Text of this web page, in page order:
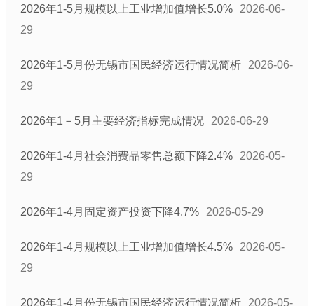
2026年1-5月规模以上工业增加值增长5.0%
2026-06-
29
2026年1-5月份无锡市国民经济运行情况简析
2026-06-
29
2026年1－5月主要经济指标完成情况 2026-06-29
2026年1-4月社会消费品零售总额下降2.4%
2026-05-
29
2026年1-4月固定资产投资下降4.7% 2026-05-29
2026年1-4月规模以上工业增加值增长4.5%
2026-05-
29
2026年1-4月份无锡市国民经济运行情况简析
2026-05-